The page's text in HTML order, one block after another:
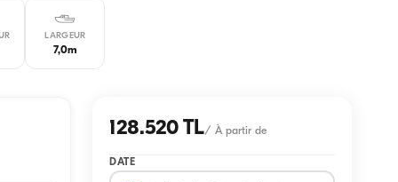
LARGEUR
7,0m
128.520 TL/ À partir de
DATE